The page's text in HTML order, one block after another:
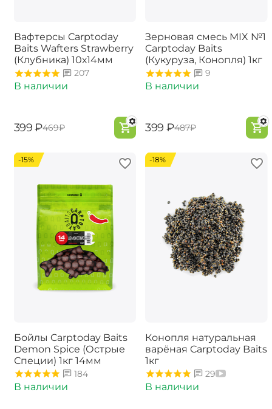
Вафтерсы Carptoday
Baits Wafters Strawberry
(Клубника) 10х14мм
207
В наличии
‍399‍ ₽‍469‍₽
Зерновая смесь MIX №1
Carptoday Baits
(Кукуруза, Конопля) 1кг
9
В наличии
‍399‍ ₽‍487‍₽
-15%
Бойлы Carptoday Baits
Demon Spice (Острые
Специи) 1кг 14мм
184
В наличии
-18%
Конопля натуральная
варёная Carptoday Baits
1кг
29
В наличии